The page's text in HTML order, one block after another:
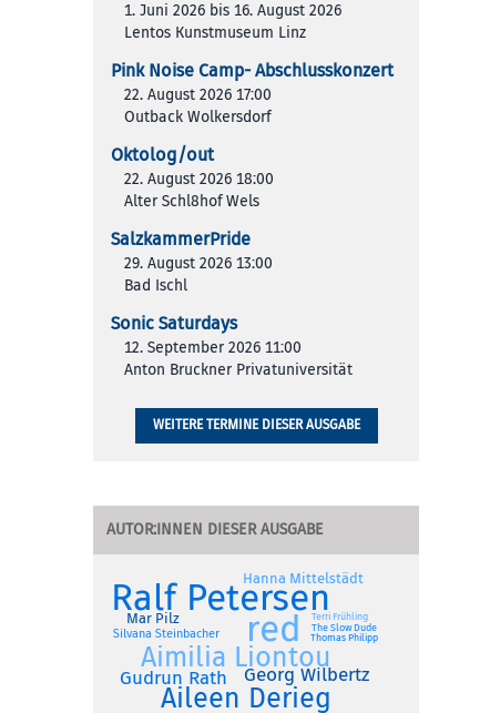
1. Juni 2026 bis 16. August 2026
Lentos Kunstmuseum Linz
Pink Noise Camp- Abschlusskonzert
22. August 2026 17:00
Outback Wolkersdorf
Oktolog/out
22. August 2026 18:00
Alter Schl8hof Wels
SalzkammerPride
29. August 2026 13:00
Bad Ischl
Sonic Saturdays
12. September 2026 11:00
Anton Bruckner Privatuniversität
WEITERE TERMINE DIESER AUSGABE
AUTOR:INNEN DIESER AUSGABE
Ralf Petersen
red
Aileen Derieg
Aimilia Liontou
Georg Wilbertz
Gudrun Rath
Hanna Mittelstädt
Mar Pilz
Silvana Steinbacher
Terri Frühling
The Slow Dude
Thomas Philipp